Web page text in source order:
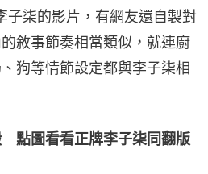
柒的影片，有網友還自製對
敘事節奏相當類似，就連廚
狗等情節設定都與李子柒相
點圖看看正牌李子柒同翻版